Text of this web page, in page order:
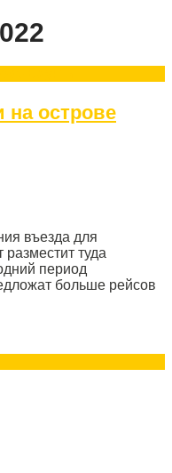
на острове
въезда для
туда
период
больше рейсов